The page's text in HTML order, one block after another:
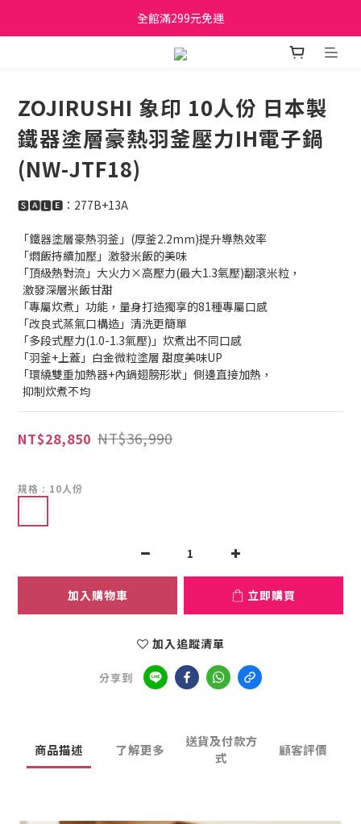
日立家電、國際牌 原廠管制價格 私訊優惠價
全館滿299元免運
日立家電、國際牌 原廠管制價格 私訊優惠價
ZOJIRUSHI 象印 10人份 日本製
鐵器塗層豪熱羽釜壓力IH電子鍋
(NW-JTF18)
🆂🅰🅻🅴：277B+13A
「鐵器塗層豪熱羽釜」(厚釜2.2mm)提升導熱效率
「燜飯持續加壓」激發米飯的美味
「頂級熱對流」大火力×高壓力(最大1.3氣壓)翻滾米粒，
  激發深層米飯甘甜
「專屬炊煮」功能，量身打造獨享的81種專屬口感
「改良式蒸氣口構造」清洗更簡單
「多段式壓力(1.0-1.3氣壓)」炊煮出不同口感
「羽釜+上蓋」白金微粒塗層 甜度美味UP
「環繞雙重加熱器+內鍋翅膀形狀」側邊直接加熱，
  抑制炊煮不均
NT$28,850 NT$36,990
規格 : 10人份
加入購物車 立即購買
加入追蹤清單
分享到
商品描述 了解更多
送貨及付款方
式
顧客評價